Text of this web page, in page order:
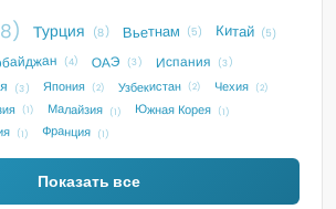
Турция (8) Вьетнам (5) Китай (5)
(4) ОАЭ (3) Испания (3)
(3) Япония (2) Узбекистан (2) Чехия (2)
(1) Малайзия (1) Южная Корея (1)
(1) Франция (1)
Показать все